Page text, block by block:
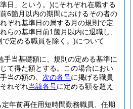
日」という。)にそれぞれ在職する
6箇月以内の期間におけるその者の
ぞれ基準日の属する月の規則で定
らの基準日前1箇月以内に退職し、
で定める職員を除く。)について
手当基礎額に、規則の定める基準に
て得た額とする。
この場合におい
当の額の、 次の各号に掲げる職員
れぞれ当該各号に定める額を超え
年前再任用短時間勤務職員、任期